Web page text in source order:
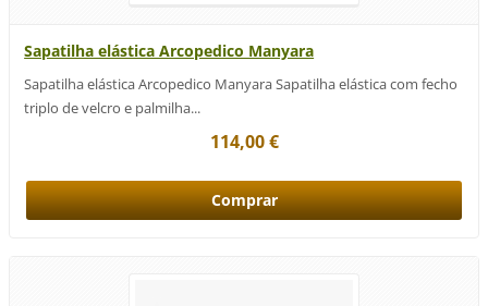
Sapatilha elástica Arcopedico Manyara
Sapatilha elástica Arcopedico Manyara Sapatilha elástica com fecho
triplo de velcro e palmilha...
114,00 €